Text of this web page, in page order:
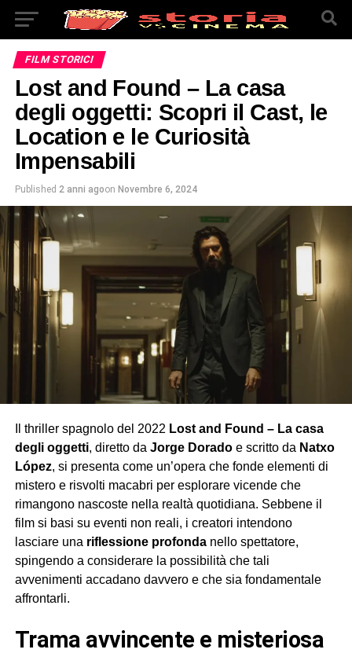
FILM STORICI
Lost and Found – La casa
degli oggetti: Scopri il Cast, le
Location e le Curiosità
Impensabili
Published 2 anni agoon Novembre 6, 2024
Il thriller spagnolo del 2022 Lost and Found – La casa
degli oggetti, diretto da Jorge Doradoe scritto da Natxo
López, si presenta come un’opera che fonde elementi di
mistero e risvolti macabri per esplorare vicende che
rimangono nascoste nella realtà quotidiana. Sebbene il
film si basi su eventi non reali, i creatori intendono
lasciare una riflessione profondanello spettatore,
spingendo a considerare la possibilità che tali
avvenimenti accadano davvero e che sia fondamentale
affrontarli.
Trama avvincente e misteriosa